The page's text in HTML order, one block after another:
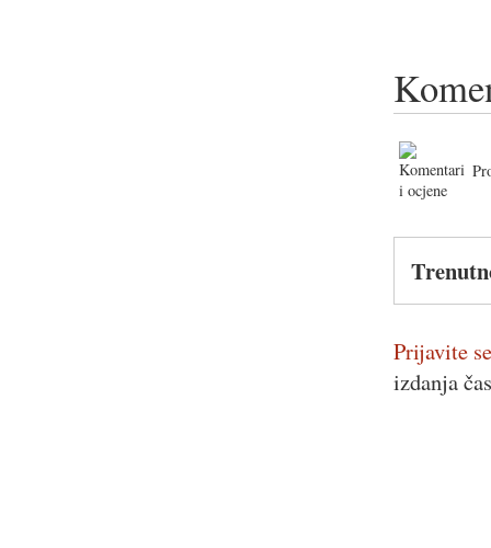
Prijavite
izdanja